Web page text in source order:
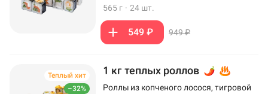
565 г · 24 шт.
549 ₽ 949 ₽
–32%
Теплый хит 1 кг теплых роллов
Роллы из копченого лосося, тигровой